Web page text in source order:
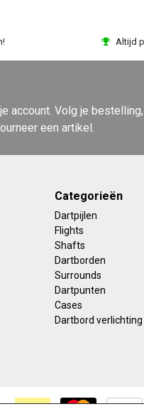
Altijd
account. Volg je
een artikel.
Categorieën
Dartpijlen
Flights
Shafts
Dartborden
Surrounds
Dartpunten
Cases
Dartbord verlichting